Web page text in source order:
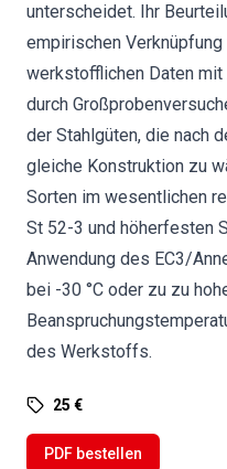
unterscheidet. Ihr
empirischen
werkstofflichen Daten
durch
der Stahlgüten, die nach
gleiche Konstruktion zu
Sorten im wesentlichen
St 52-3 und höherfesten
Anwendung des EC3/
bei -30 °C oder zu zu
des Werkstoffs.
25 €
PDF bestellen